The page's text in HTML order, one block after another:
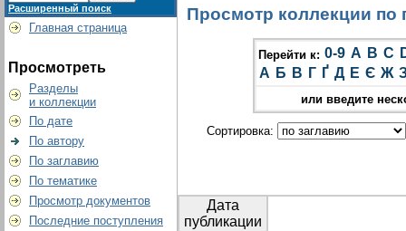
Расширенный поиск
Главная страница
Просмотреть
Разделы
и коллекции
По дате
По автору
По заглавию
По тематике
Просмотр документов
Последние поступления
Просмотр коллекции по
Перейти к: 0-9 A B C
А Б В Г Ґ Д Е Є Ж
или введите
Сортировка:
Дата
публикации